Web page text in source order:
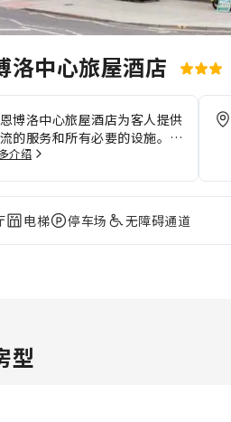
洛中心旅屋酒店
博洛中心旅屋酒店为客人提供
的服务和所有必要的设施。自
来的客人可享受住宿提供的免
围内严禁吸烟。 法恩博洛中
旅屋酒店让您以美味的自制早餐
每一个新的一天。若您不想外
餐，酒店提供的美食力求满足
介绍
电梯 停车场 无障碍通道
型